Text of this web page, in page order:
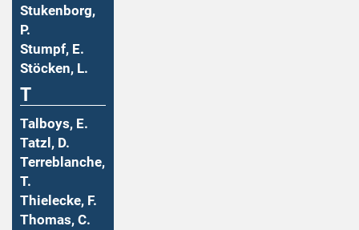
Stukenborg,
P.
Stumpf, E.
Stöcken, L.
T
Talboys, E.
Tatzl, D.
Terreblanche,
T.
Thielecke, F.
Thomas, C.